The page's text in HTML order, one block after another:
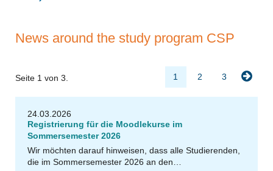
News around the study program CSP
Seite 1 von 3. 1 2 3
24.03.2026
Registrierung für die Moodlekurse im
Sommersemester 2026
Wir möchten darauf hinweisen, dass alle Studierenden,
die im Sommersemester 2026 an den…